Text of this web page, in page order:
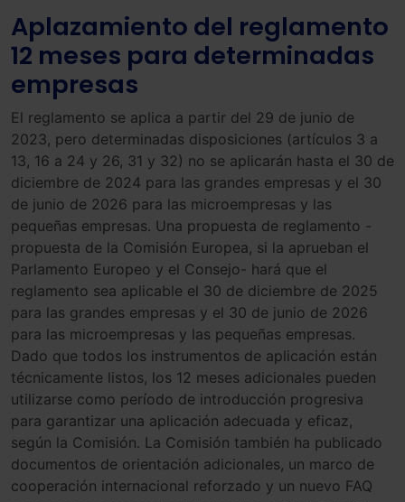
Aplazamiento del reglamento
12 meses para determinadas
empresas
El reglamento se aplica a partir del 29 de junio de
2023, pero determinadas disposiciones (artículos 3 a
13, 16 a 24 y 26, 31 y 32) no se aplicarán hasta el 30 de
diciembre de 2024 para las grandes empresas y el 30
de junio de 2026 para las microempresas y las
pequeñas empresas. Una propuesta de reglamento -
propuesta de la Comisión Europea, si la aprueban el
Parlamento Europeo y el Consejo- hará que el
reglamento sea aplicable el 30 de diciembre de 2025
para las grandes empresas y el 30 de junio de 2026
para las microempresas y las pequeñas empresas.
Dado que todos los instrumentos de aplicación están
técnicamente listos, los 12 meses adicionales pueden
utilizarse como período de introducción progresiva
para garantizar una aplicación adecuada y eficaz,
según la Comisión. La Comisión también ha publicado
documentos de orientación adicionales, un marco de
cooperación internacional reforzado y un nuevo FAQ